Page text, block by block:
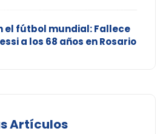
el fútbol mundial: Fallece
a los 68 años en Rosario
Artículos